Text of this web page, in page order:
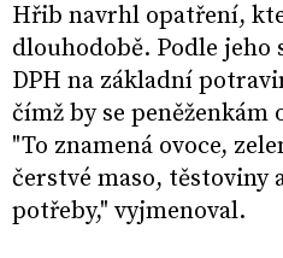
Hřib navrhl opatření,
dlouhodobě. Podle jeho
DPH na základní
čímž by se
"To znamená ovoce,
čerstvé maso, těstoviny
potřeby," vyjmenoval.